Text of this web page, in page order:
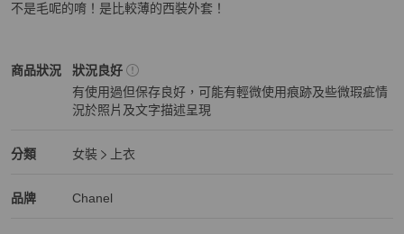
不是毛呢的唷！是比較薄的西裝外套！
商品狀況
Chanel女裝商品狀態與細節
狀況良好
有使用過但保存良好，可能有輕微使用痕跡及些微瑕疵情
況於照片及文字描述呈現
分類
Chanel 女裝分類資訊
女裝
上衣
品牌
Chanel 精品女裝品牌介紹
Chanel
Chanel 推薦清單